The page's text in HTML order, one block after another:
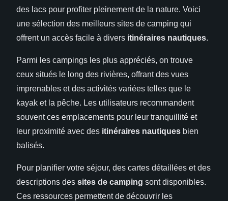
des lacs pour profiter pleinement de la nature. Voici
une sélection des meilleurs sites de camping qui
offrent un accès facile à divers itinéraires nautiques.
Parmi les campings les plus appréciés, on trouve
ceux situés le long des rivières, offrant des vues
imprenables et des activités variées telles que le
kayak et la pêche. Les utilisateurs recommandent
souvent ces emplacements pour leur tranquillité et
leur proximité avec des itinéraires nautiques bien
balisés.
Pour planifier votre séjour, des cartes détaillées et des
descriptions des sites de camping sont disponibles.
Ces ressources permettent de découvrir les